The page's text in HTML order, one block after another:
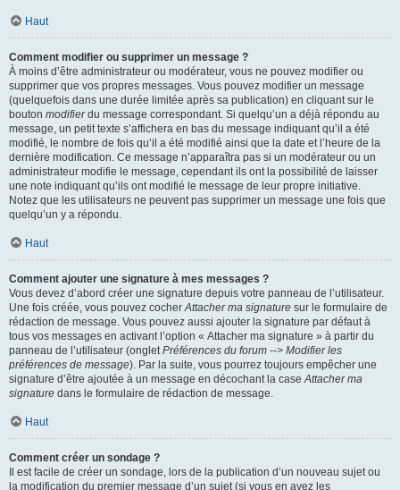
Haut
Comment modifier ou supprimer un message ?
À moins d’être administrateur ou modérateur, vous ne pouvez modifier ou
supprimer que vos propres messages. Vous pouvez modifier un message
(quelquefois dans une durée limitée après sa publication) en cliquant sur le
bouton modifierdu message correspondant. Si quelqu’un a déjà répondu au
message, un petit texte s’affichera en bas du message indiquant qu’il a été
modifié, le nombre de fois qu’il a été modifié ainsi que la date et l’heure de la
dernière modification. Ce message n’apparaîtra pas si un modérateur ou un
administrateur modifie le message, cependant ils ont la possibilité de laisser
une note indiquant qu’ils ont modifié le message de leur propre initiative.
Notez que les utilisateurs ne peuvent pas supprimer un message une fois que
quelqu’un y a répondu.
Haut
Comment ajouter une signature à mes messages ?
Vous devez d’abord créer une signature depuis votre panneau de l’utilisateur.
Une fois créée, vous pouvez cocherAttacher ma signature sur le formulaire de
rédaction de message. Vous pouvez aussi ajouter la signature par défaut à
tous vos messages en activant l’option « Attacher ma signature » à partir du
panneau de l’utilisateur (ongletPréférences du forum --> Modifier les
préférences de message). Par la suite, vous pourrez toujours empêcher une
signature d’être ajoutée à un message en décochant la caseAttacher ma
signature dans le formulaire de rédaction de message.
Haut
Comment créer un sondage ?
Il est facile de créer un sondage, lors de la publication d’un nouveau sujet ou
la modification du premier message d’un sujet (si vous en avez les